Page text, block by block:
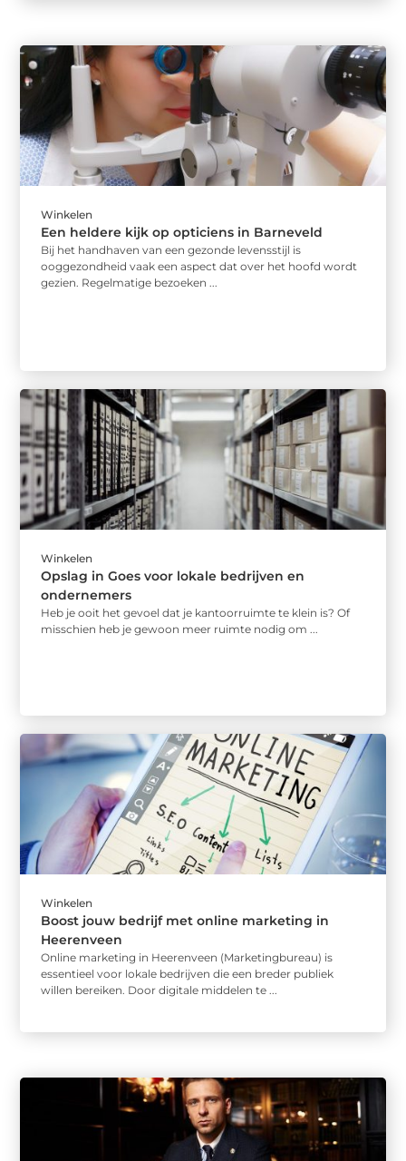
Winkelen
Een heldere kijk op opticiens in Barneveld
Bij het handhaven van een gezonde levensstijl is
ooggezondheid vaak een aspect dat over het hoofd wordt
gezien. Regelmatige bezoeken ...
Winkelen
Opslag in Goes voor lokale bedrijven en
ondernemers
Heb je ooit het gevoel dat je kantoorruimte te klein is? Of
misschien heb je gewoon meer ruimte nodig om ...
Winkelen
Boost jouw bedrijf met online marketing in
Heerenveen
Online marketing in Heerenveen (Marketingbureau) is
essentieel voor lokale bedrijven die een breder publiek
willen bereiken. Door digitale middelen te ...